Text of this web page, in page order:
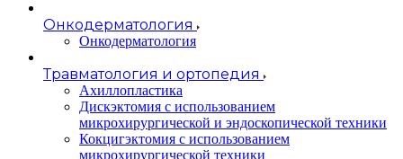
Онкодерматология
Онкодерматология
Травматология и ортопедия
Ахиллопластика
Дискэктомия с использованием
микрохирургической и эндоскопической техники
Кокцигэктомия с использованием
микрохирургической техники